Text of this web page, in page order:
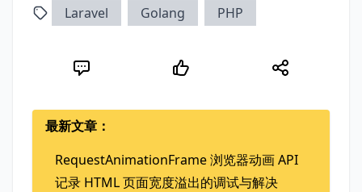
Laravel Golang PHP
最新文章：
RequestAnimationFrame 浏览器动画 API
记录 HTML 页面宽度溢出的调试与解决